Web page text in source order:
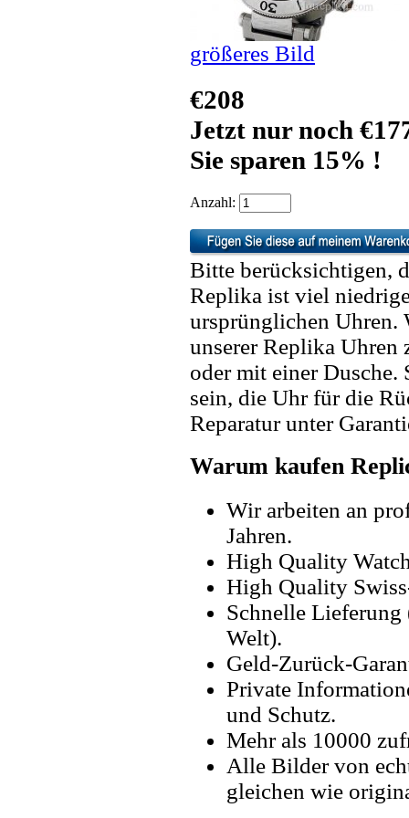
größeres Bild
€208
Jetzt nur noch
Sie sparen 15% !
Anzahl:
Bitte berücksichtigen,
Replika ist viel
ursprünglichen Uhren.
unserer Replika Uhren
oder mit einer
sein, die Uhr für die
Reparatur unter
Warum kaufen
Wir arbeiten an
Jahren.
High Quality
High Quality
Schnelle Lieferung
Welt).
Geld-Zurück-
Private
und Schutz.
Mehr als 10000
Alle Bilder von
gleichen wie